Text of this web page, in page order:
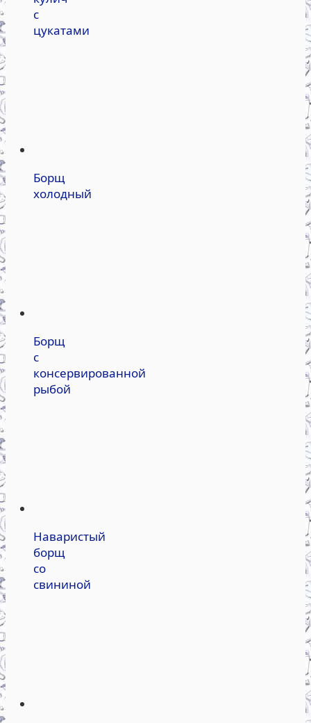
с
цукатами
Борщ
холодный
Борщ
с
консервированной
рыбой
Наваристый
борщ
со
свининой